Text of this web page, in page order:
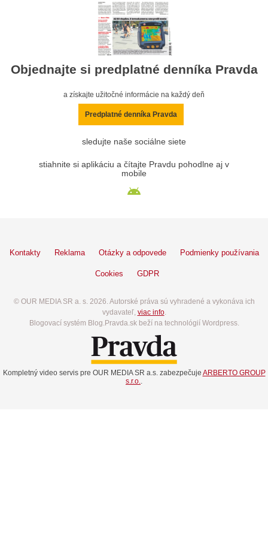
Objednajte si predplatné denníka Pravda
a získajte užitočné informácie na každý deň
Predplatné denníka Pravda
sledujte naše sociálne siete
stiahnite si aplikáciu a čítajte Pravdu pohodlne aj v
mobile
Kontakty Reklama Otázky a odpovede Podmienky používania
Cookies GDPR
© OUR MEDIA SR a. s. 2026. Autorské práva sú vyhradené a vykonáva ich
vydavateľ, viac info.
Blogovací systém Blog.Pravda.sk beží na technológií Wordpress.
Kompletný video servis pre OUR MEDIA SR a.s. zabezpečuje ARBERTO GROUP
s.r.o..